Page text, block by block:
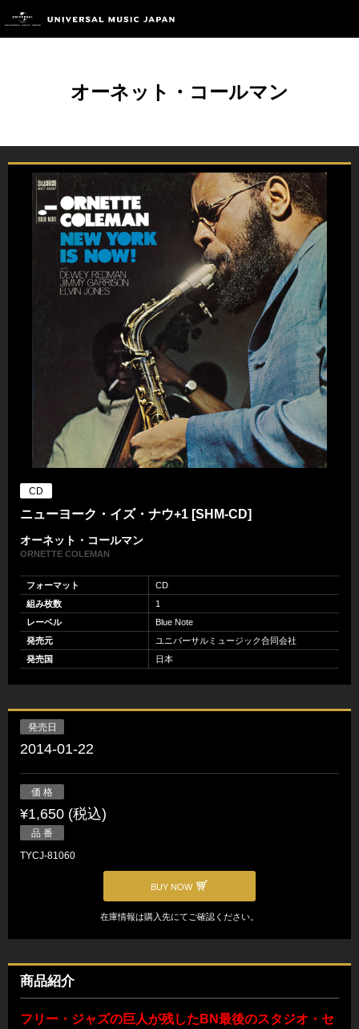
オーネット・コールマン
CD
ニューヨーク・イズ・ナウ+1 [SHM-CD]
オーネット・コールマン
ORNETTE COLEMAN
フォーマット
CD
組み枚数
1
レーベル
Blue Note
発売元
ユニバーサルミュージック合同会社
発売国
日本
発売日
2014-01-22
価 格
¥1,650 (税込)
品 番
TYCJ-81060
BUY NOW
在庫情報は購入先にてご確認ください。
商品紹介
フリー・ジャズの巨人が残したBN最後のスタジオ・セ